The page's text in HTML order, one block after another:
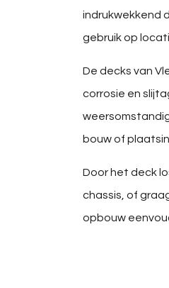
indrukwekkend
gebruik op
De decks van
corrosie en
bouw of
Door het deck
chassis, of
opbouw